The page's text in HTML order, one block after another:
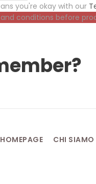
you're okay with our
conditions before
HOMEPAGE CHI SIAMO